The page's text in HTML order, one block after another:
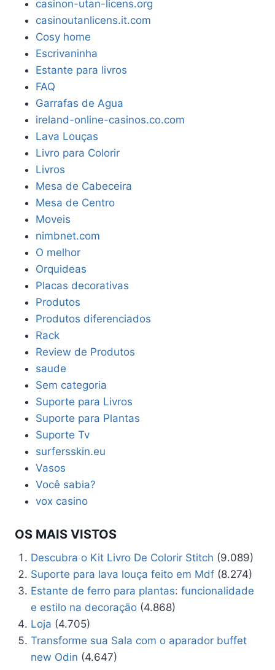
casinon-utan-licens.org
casinoutanlicens.it.com
Cosy home
Escrivaninha
Estante para livros
FAQ
Garrafas de Agua
ireland-online-casinos.co.com
Lava Louças
Livro para Colorir
Livros
Mesa de Cabeceira
Mesa de Centro
Moveis
nimbnet.com
O melhor
Orquideas
Placas decorativas
Produtos
Produtos diferenciados
Rack
Review de Produtos
saude
Sem categoria
Suporte para Livros
Suporte para Plantas
Suporte Tv
surfersskin.eu
Vasos
Você sabia?
vox casino
OS MAIS VISTOS
Descubra o Kit Livro De Colorir Stitch (9.089)
Suporte para lava louça feito em Mdf (8.274)
Estante de ferro para plantas: funcionalidade
e estilo na decoração (4.868)
Loja (4.705)
Transforme sua Sala com o aparador buffet
new Odin (4.647)